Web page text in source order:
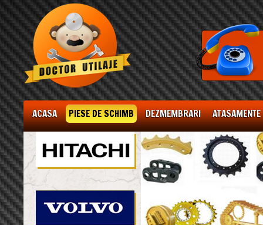
ACASA PIESE DE SCHIMB DEZMEMBRARI ATASAMENTE